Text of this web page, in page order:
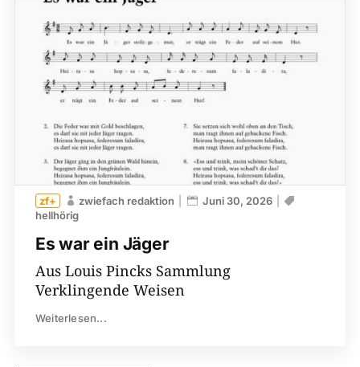
Es war ein Jäger
zwiefach redaktion
Juni 30, 2026
hellhörig
Aus Louis Pincks Sammlung
Verklingende Weisen
Weiterlesen...